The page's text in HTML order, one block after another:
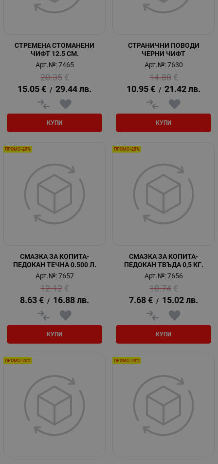
СТРЕМЕНА СТОМАНЕНИ
ЧИФТ 12.5 СМ.
Арт.№: 7465
20.35 €
15.05 € / 29.44 лв.
КУПИ
СТРАНИЧНИ ПОВОДИ
ЧЕРНИ ЧИФТ
Арт.№: 7630
14.88 €
10.95 € / 21.42 лв.
КУПИ
СМАЗКА ЗА КОПИТА-
ПЕДОКАН ТЕЧНА 0.500 Л.
Арт.№: 7657
12.12 €
8.63 € / 16.88 лв.
КУПИ
ПРОМО -29%
СМАЗКА ЗА КОПИТА-
ПЕДОКАН ТВЪДА 0,5 КГ.
Арт.№: 7656
10.74 €
7.68 € / 15.02 лв.
КУПИ
ПРОМО -28%
ПРОМО -26% ПРОМО -29%